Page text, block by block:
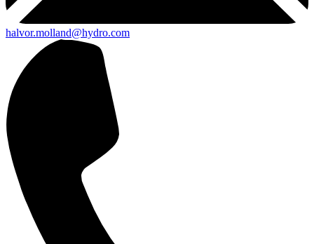
halvor.molland@hydro.com